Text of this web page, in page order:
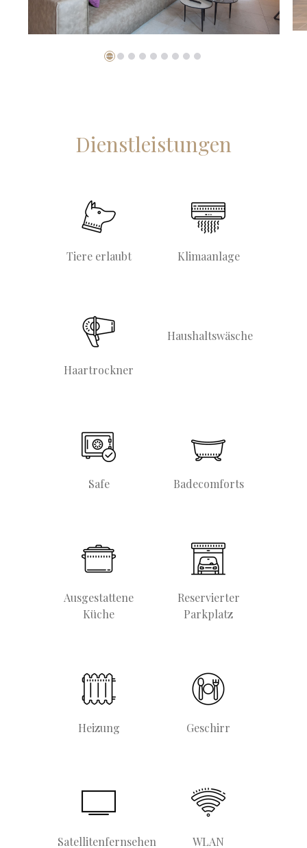
Dienstleistungen
Tiere erlaubt Klimaanlage
Haartrockner
Haushaltswäsche
Safe Badecomforts
Ausgestattene
Küche
Reservierter
Parkplatz
Heizung Geschirr
Satellitenfernsehen WLAN